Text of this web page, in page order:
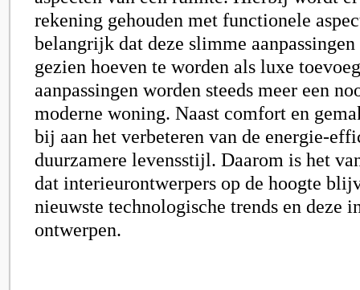
rekening gehouden met functionele
belangrijk dat deze slimme
gezien hoeven te worden als luxe
aanpassingen worden steeds meer een
moderne woning. Naast comfort en
bij aan het verbeteren van de energie-
duurzamere levensstijl. Daarom is het
dat interieurontwerpers op de hoogte
nieuwste technologische trends en deze
ontwerpen.